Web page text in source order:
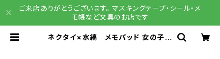
ご来店ありがとうございます。 マスキングテープ・シール・メ
モ帳など文具のお店です
ネクタイ×水縞 メモパッド 女の子